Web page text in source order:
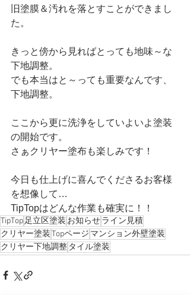
旧塗膜＆汚れを落とすことができまし
た。
きっと傍から見ればとっても地味～な
下地調整。
でも本当はと～っても重要なんです、
下地調整。
ここから更に洗浄をしていよいよ塗装
の開始です。
さぁクリヤー塗布も楽しみです！
今日も仕上げに喜んでくださるお客様
を想像して…
TipTopはどんな作業も確実に！！
TipTop足立区塗装 お知らせライン見積
クリヤー塗装Topページ マンション外壁塗装
クリヤー下地調整 タイル塗装